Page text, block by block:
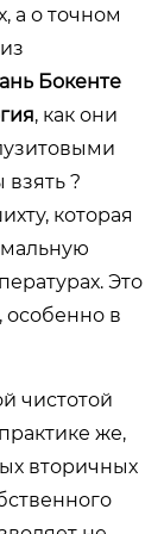
а о точном
Бокенте
, как они
?
которая
Это
особенно в
чистотой
же,
вторичных